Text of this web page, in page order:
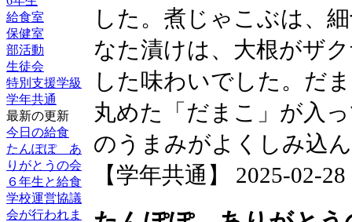
給食室
保健室
部活動
生徒会
特別支援学級
学年共通
最新の更新
今日の給食
たんぽぽ あ
りがとうの会
６年生と給食
学校運営協議
会が行われま
した。煮じゃこぶは、
なた漬けは、大根がザ
した味わいでした。だ
丸めた「だまこ」が入
のうまみがよくしみ込
【学年共通】 2025-02-